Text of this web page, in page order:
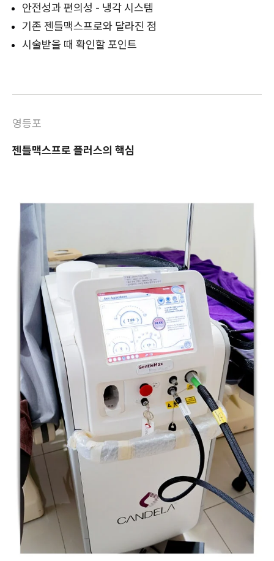
안전성과 편의성 - 냉각 시스템
기존 젠틀맥스프로와 달라진 점
시술받을 때 확인할 포인트
영등포
젠틀맥스프로 플러스의 핵심